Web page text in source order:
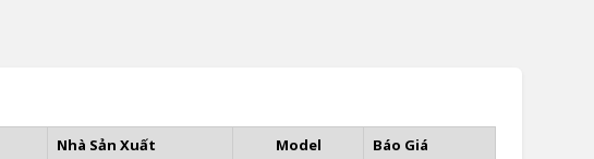
Nhà Sản Xuất Model Báo Giá